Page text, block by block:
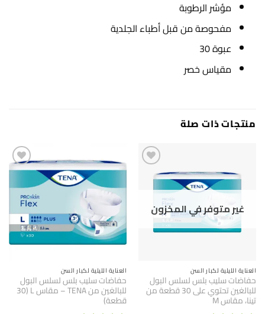
مؤشر الرطوبة
مفحوصة من قبل أطباء الجلدية
عبوة 30
مقياس خصر
منتجات ذات صلة
غير متوفر في المخزون
العناية الليلية لكبار السن
حفاضات سليب بلس لسلس البول
للبالغين تحتوي على 30 قطعة من
تينا، مقاس M
العناية الليلية لكبار السن
حفاضات سليب بلس لسلس البول
للبالغين من TENA – مقاس L (30
قطعة)